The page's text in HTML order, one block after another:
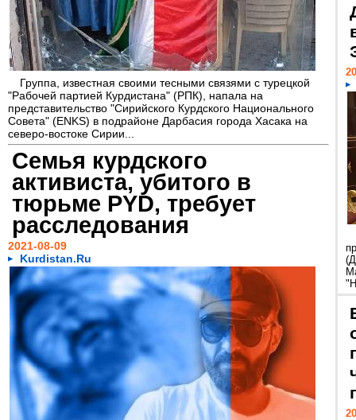
Группа, известная своими тесными связями с турецкой
"Рабочей партией Курдистана" (РПК), напала на
представительство "Сирийского Курдского Национального
Совета" (ENKS) в подрайоне Дарбасия города Хасака на
северо-востоке Сирии...
Семья курдского
активиста, убитого в
тюрьме PYD, требует
расследования
2021-08-09
Kurdistan.Ru